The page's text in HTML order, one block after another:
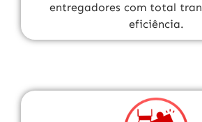
entregadores com total
eficiência.